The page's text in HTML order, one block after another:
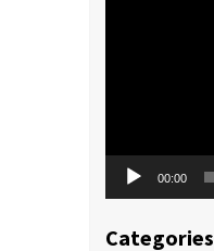
00:00
Categories